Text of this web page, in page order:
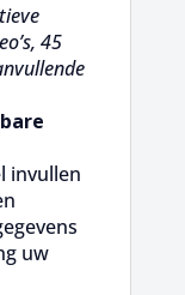
45
invullen
uw